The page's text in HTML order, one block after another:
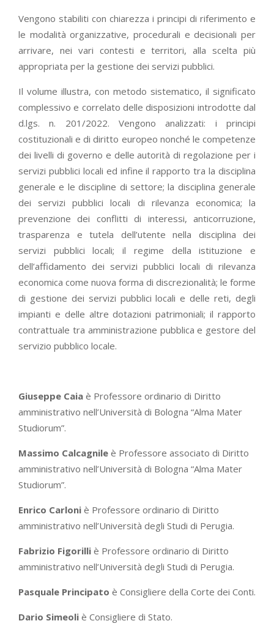
Vengono stabiliti con chiarezza i principi di riferimento e
le modalità organizzative, procedurali e decisionali per
arrivare, nei vari contesti e territori, alla scelta più
appropriata per la gestione dei servizi pubblici.
Il volume illustra, con metodo sistematico, il significato
complessivo e correlato delle disposizioni introdotte dal
d.lgs. n. 201/2022. Vengono analizzati: i principi
costituzionali e di diritto europeo nonché le competenze
dei livelli di governo e delle autorità di regolazione per i
servizi pubblici locali ed infine il rapporto tra la disciplina
generale e le discipline di settore; la disciplina generale
dei servizi pubblici locali di rilevanza economica; la
prevenzione dei conflitti di interessi, anticorruzione,
trasparenza e tutela dell’utente nella disciplina dei
servizi pubblici locali; il regime della istituzione e
dell’affidamento dei servizi pubblici locali di rilevanza
economica come nuova forma di discrezionalità; le forme
di gestione dei servizi pubblici locali e delle reti, degli
impianti e delle altre dotazioni patrimoniali; il rapporto
contrattuale tra amministrazione pubblica e gestore del
servizio pubblico locale.
Giuseppe Caia è Professore ordinario di Diritto
amministrativo nell’Università di Bologna “Alma Mater
Studiorum”.
Massimo Calcagnile è Professore associato di Diritto
amministrativo nell’Università di Bologna “Alma Mater
Studiorum”.
Enrico Carloni è Professore ordinario di Diritto
amministrativo nell’Università degli Studi di Perugia.
Fabrizio Figorilli è Professore ordinario di Diritto
amministrativo nell’Università degli Studi di Perugia.
Pasquale Principato è Consigliere della Corte dei Conti.
Dario Simeoli è Consigliere di Stato.